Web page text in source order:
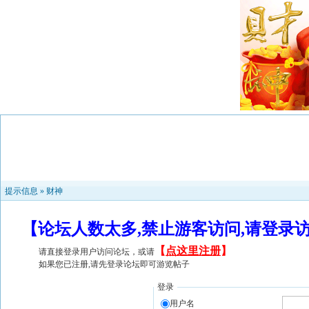
提示信息 » 财神
【论坛人数太多,禁止游客访问,请登
请直接登录用户访问论坛，或请 【 点这里注册】
如果您已注册,请先登录论坛即可游览帖子
登录
用户名